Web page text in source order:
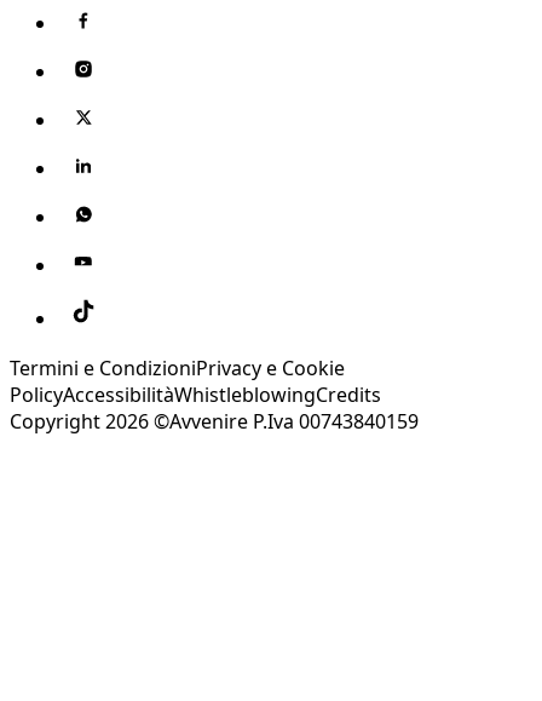
Termini e CondizioniPrivacy e Cookie
PolicyAccessibilitàWhistleblowingCredits
Copyright 2026 ©Avvenire P.Iva 00743840159